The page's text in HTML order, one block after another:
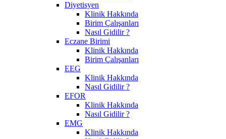
Diyetisyen
Klinik Hakkında
Birim Çalışanları
Nasıl Gidilir ?
Eczane Birimi
Klinik Hakkında
Birim Çalışanları
EEG
Klinik Hakkında
Nasıl Gidilir ?
EFOR
Klinik Hakkında
Nasıl Gidilir ?
EMG
Klinik Hakkında